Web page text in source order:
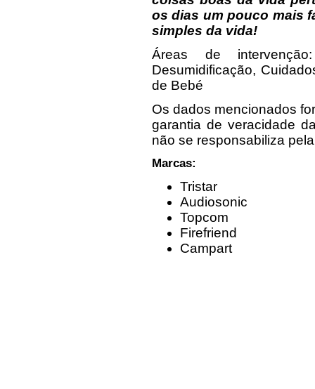
os dias um pouco mais
simples da vida!
Áreas de
Desumidificação,
de Bebé
Os dados mencionados
garantia de veracidade
não se responsabiliza
Marcas:
Tristar
Audiosonic
Topcom
Firefriend
Campart